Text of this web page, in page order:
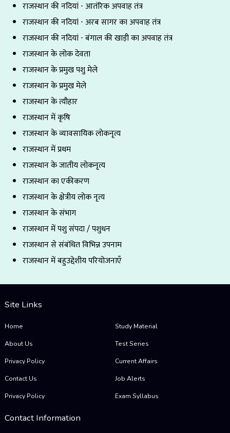
राजस्थान की नदियां - आतंरिक अपवाह तंत्र
राजस्थान की नदियां - अरब सागर का अपवाह तंत्र
राजस्थान की नदियां - बंगाल की खाड़ी का अपवाह तंत्र
राजस्थान के लोक देवता
राजस्थान के प्रमुख पशु मेले
राजस्थान के प्रमुख मेले
राजस्थान के त्यौहार
राजस्थान में कृषि
राजस्थान के व्यावसायिक लोकनृत्य
राजस्थान में प्रथम
राजस्थान के जातीय लोकनृत्य
राजस्थान का एकीकरण
राजस्थान के क्षेत्रीय लोक नृत्य
राजस्थान के संभाग
राजस्थान में पशु संपदा / पशुधन
राजस्थान से संबंधित विभिन्न उपनाम
राजस्थान में बहुउद्देशीय परियोजनाएँ
Site Links
Home
About Us
Privacy Policy
Contact Us
Privacy Policy
Study Material
Test Series
Current Affairs
Job Alerts
Exam Syllabus
Contact Information